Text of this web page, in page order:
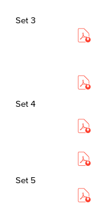
Set 3
Set 4
Set 5